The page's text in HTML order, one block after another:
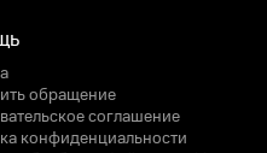
обращение
соглашение
конфиденциальности